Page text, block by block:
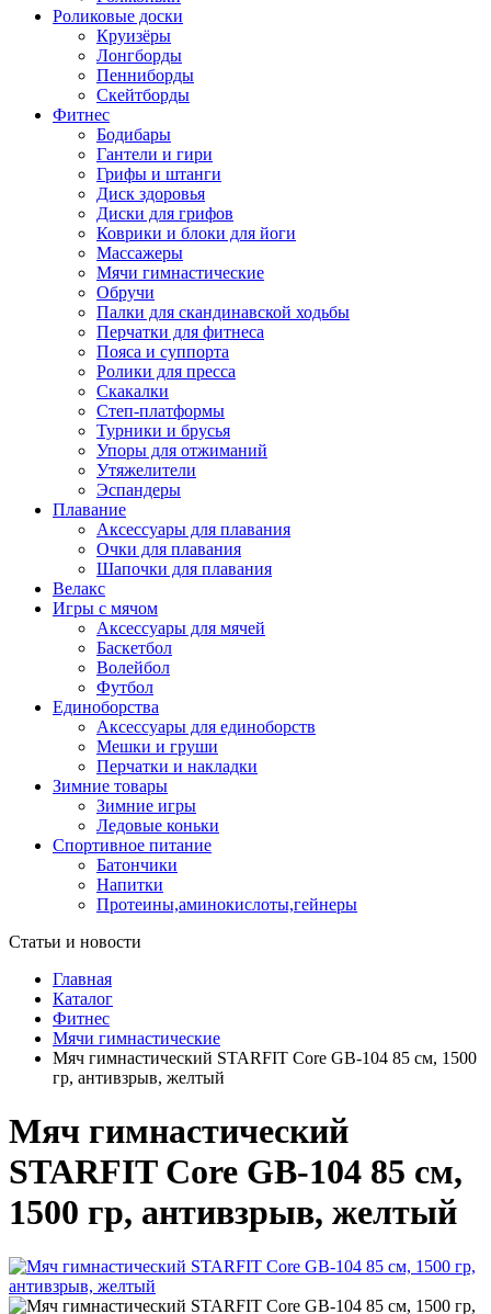
Роликовые доски
Круизёры
Лонгборды
Пенниборды
Скейтборды
Фитнес
Бодибары
Гантели и гири
Грифы и штанги
Диск здоровья
Диски для грифов
Коврики и блоки для йоги
Массажеры
Мячи гимнастические
Обручи
Палки для скандинавской ходьбы
Перчатки для фитнеса
Пояса и суппорта
Ролики для пресса
Скакалки
Степ-платформы
Турники и брусья
Упоры для отжиманий
Утяжелители
Эспандеры
Плавание
Аксессуары для плавания
Очки для плавания
Шапочки для плавания
Велакс
Игры с мячом
Аксессуары для мячей
Баскетбол
Волейбол
Футбол
Единоборства
Аксессуары для единоборств
Мешки и груши
Перчатки и накладки
Зимние товары
Зимние игры
Ледовые коньки
Спортивное питание
Батончики
Напитки
Протеины,аминокислоты,гейнеры
Статьи и новости
Главная
Каталог
Фитнес
Мячи гимнастические
Мяч гимнастический STARFIT Core GB-104 85 см, 1500
гр, антивзрыв, желтый
Мяч гимнастический
STARFIT Core GB-104 85 см,
1500 гр, антивзрыв, желтый